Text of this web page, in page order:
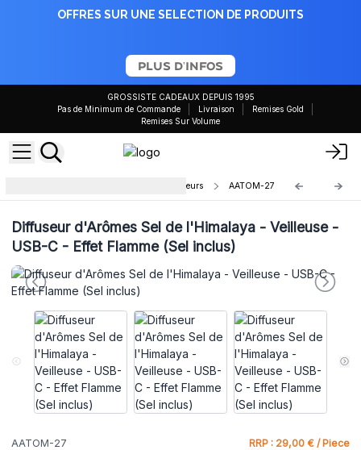
OFFRES SUR UNE SELECTION DE PRODUITS
PLUS D'INFOS
GROSSISTE CADEAUX DEPUIS 1995
Pas de Minimum de Commande
Livraison
Remises Gold
Remises Sur Volume
Diffuseurs Ultrasonique LED Couleurs AATOM-27
Diffuseur d'Arômes Sel de l'Himalaya - Veilleuse -
USB-C - Effet Flamme (Sel inclus)
AATOM-27 RRP : 29,00 € / Piece